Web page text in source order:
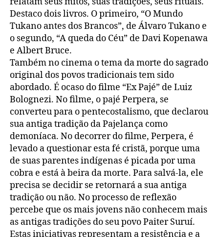
Destaco dois livros. O primeiro, “O Mundo
Tukano antes dos Brancos”, de Álvaro Tukano e
o segundo, “A queda do Céu” de Davi Kopenawa
e Albert Bruce.
Também no cinema o tema da morte do sagrado
original dos povos tradicionais tem sido
abordado. É ocaso do filme “Ex Pajé” de Luiz
Bolognezi. No filme, o pajé Perpera, se
converteu para o pentecostalismo, que declarou
sua antiga tradição da Pajelança como
demoníaca. No decorrer do filme, Perpera, é
levado a questionar esta fé cristã, porque uma
de suas parentes indígenas é picada por uma
cobra e está à beira da morte. Para salvá-la, ele
precisa se decidir se retornará a sua antiga
tradição ou não. No processo de reflexão
percebe que os mais jovens não conhecem mais
as antigas tradições do seu povo Paiter Suruí.
Estas iniciativas representam a resistência e a